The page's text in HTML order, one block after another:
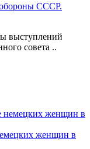
СССР.
выступлений
совета ..
женщин в